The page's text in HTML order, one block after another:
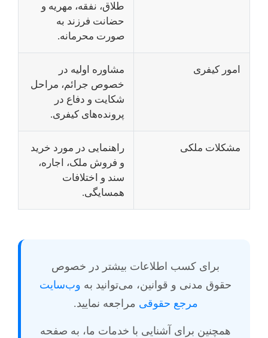
طلاق، نفقه، مهریه و
حضانت فرزند به
صورت محرمانه.
امور کیفری
مشاوره اولیه در
خصوص جرائم، مراحل
شکایت و دفاع در
پرونده‌های کیفری.
مشکلات ملکی
راهنمایی در مورد خرید
و فروش ملک، اجاره،
سند و اختلافات
همسایگی.
برای کسب اطلاعات بیشتر در خصوص
حقوق مدنی و قوانین، می‌توانید به وب‌سایت
مرجع حقوقی مراجعه نمایید.
همچنین برای آشنایی با خدمات ما، به صفحه